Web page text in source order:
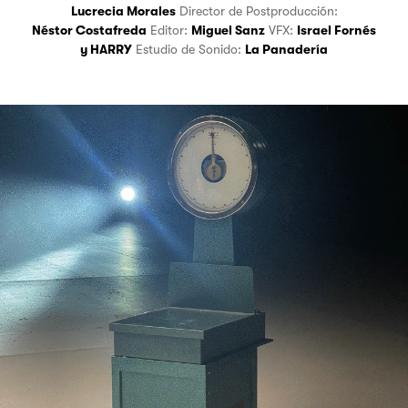
Lucrecia Morales
Director de Postproducción:
Néstor Costafreda
Editor: Miguel Sanz VFX: Israel Fornés
y HARRY Estudio de Sonido: La Panadería